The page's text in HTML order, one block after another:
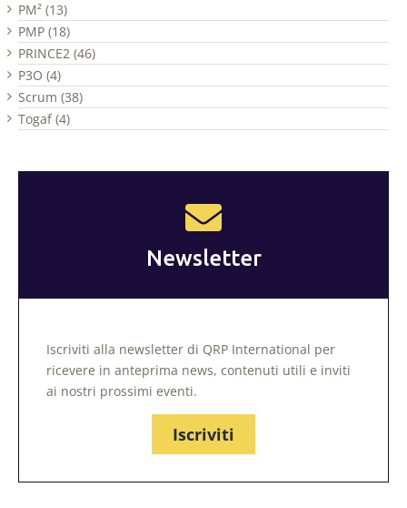
PM² (13)
PMP (18)
PRINCE2 (46)
P3O (4)
Scrum (38)
Togaf (4)
Newsletter
Iscriviti alla newsletter di QRP International per
ricevere in anteprima news, contenuti utili e inviti
ai nostri prossimi eventi.
Iscriviti